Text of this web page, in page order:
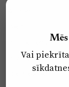
Privātuma politika
Ētikas kodekss
Vai